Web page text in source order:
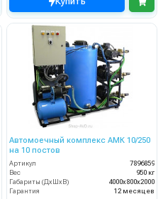
Автомоечный комплекс АМК 10/250
на 10 постов
Артикул
7896859
Вес
950 кг
Габариты (ДхШхВ)
4000х800х2000
Гарантия
12 месяцев